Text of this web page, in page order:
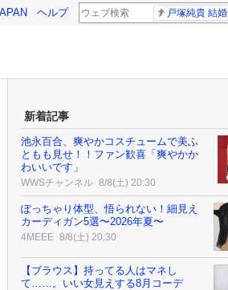
ヘルプ 戸塚純貴 結婚
新着記事
池永百合、爽やかコスチュームで美ふ
ともも見せ！！ファン歓喜「爽やかか
わいいです」
WWSチャンネル 8/8(土) 20:30
ぽっちゃり体型、悟られない！細見え
カーディガン5選〜2026年夏〜
4MEEE 8/8(土) 20:30
【ブラウス】持ってる人はマネし
て……。いい女見えする8月コーデ